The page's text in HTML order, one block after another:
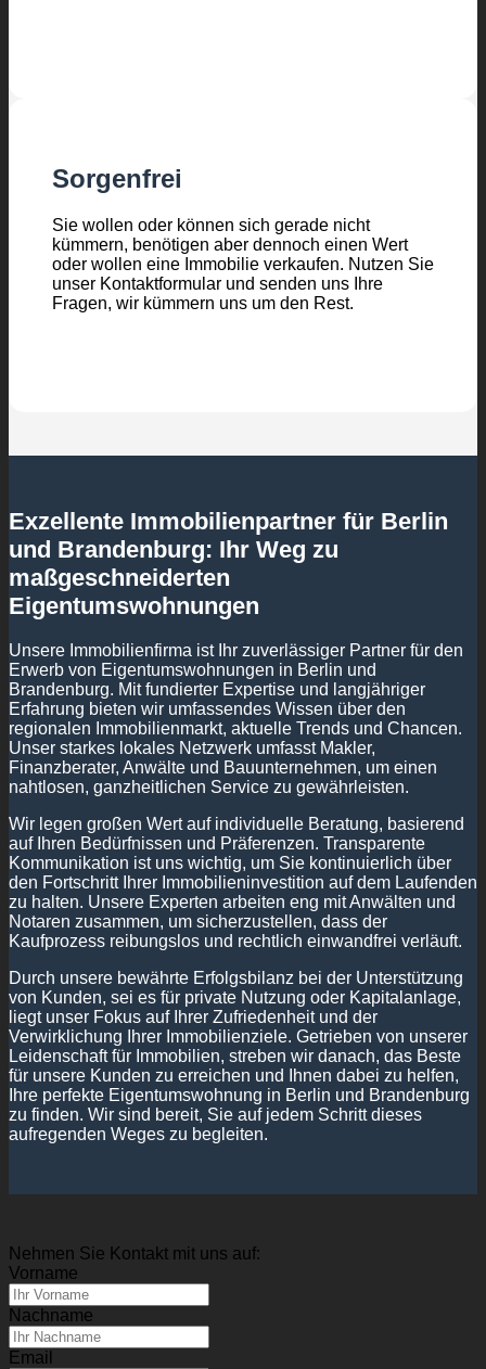
Sorgenfrei
Sie wollen oder können sich gerade nicht
kümmern, benötigen aber dennoch einen Wert
oder wollen eine Immobilie verkaufen. Nutzen Sie
unser Kontaktformular und senden uns Ihre
Fragen, wir kümmern uns um den Rest.
Exzellente Immobilienpartner für Berlin
und Brandenburg: Ihr Weg zu
maßgeschneiderten
Eigentumswohnungen
Unsere Immobilienfirma ist Ihr zuverlässiger Partner für den
Erwerb von Eigentumswohnungen in Berlin und
Brandenburg. Mit fundierter Expertise und langjähriger
Erfahrung bieten wir umfassendes Wissen über den
regionalen Immobilienmarkt, aktuelle Trends und Chancen.
Unser starkes lokales Netzwerk umfasst Makler,
Finanzberater, Anwälte und Bauunternehmen, um einen
nahtlosen, ganzheitlichen Service zu gewährleisten.
Wir legen großen Wert auf individuelle Beratung, basierend
auf Ihren Bedürfnissen und Präferenzen. Transparente
Kommunikation ist uns wichtig, um Sie kontinuierlich über
den Fortschritt Ihrer Immobilieninvestition auf dem Laufenden
zu halten. Unsere Experten arbeiten eng mit Anwälten und
Notaren zusammen, um sicherzustellen, dass der
Kaufprozess reibungslos und rechtlich einwandfrei verläuft.
Durch unsere bewährte Erfolgsbilanz bei der Unterstützung
von Kunden, sei es für private Nutzung oder Kapitalanlage,
liegt unser Fokus auf Ihrer Zufriedenheit und der
Verwirklichung Ihrer Immobilienziele. Getrieben von unserer
Leidenschaft für Immobilien, streben wir danach, das Beste
für unsere Kunden zu erreichen und Ihnen dabei zu helfen,
Ihre perfekte Eigentumswohnung in Berlin und Brandenburg
zu finden. Wir sind bereit, Sie auf jedem Schritt dieses
aufregenden Weges zu begleiten.
Nehmen Sie Kontakt mit uns auf:
Vorname
Nachname
Email